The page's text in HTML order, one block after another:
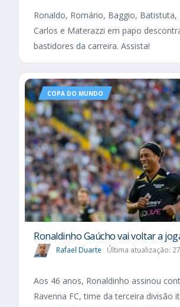
Ronaldo, Romário, Baggio, Batistuta,
Carlos e Materazzi em papo
bastidores da carreira. Assista!
COPA DO MUNDO
Ronaldinho Gaúcho vai voltar a
Rafael Duarte Última atualização:
Aos 46 anos, Ronaldinho assinou
Ravenna FC, time da terceira divisão